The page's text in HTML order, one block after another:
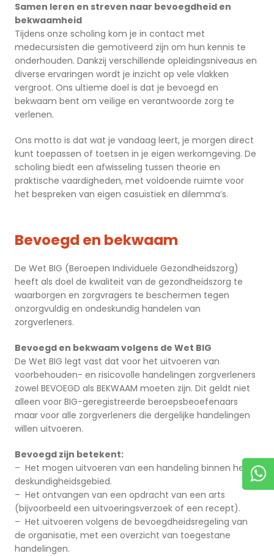
Samen leren en streven naar bevoegdheid en
bekwaamheid
Tijdens onze scholing kom je in contact met
medecursisten die gemotiveerd zijn om hun kennis te
onderhouden. Dankzij verschillende opleidingsniveaus en
diverse ervaringen wordt je inzicht op vele vlakken
vergroot. Ons ultieme doel is dat je bevoegd en
bekwaam bent om veilige en verantwoorde zorg te
verlenen.
Ons motto is dat wat je vandaag leert, je morgen direct
kunt toepassen of toetsen in je eigen werkomgeving. De
scholing biedt een afwisseling tussen theorie en
praktische vaardigheden, met voldoende ruimte voor
het bespreken van eigen casuïstiek en dilemma’s.
Bevoegd en bekwaam
De Wet BIG (Beroepen Individuele Gezondheidszorg)
heeft als doel de kwaliteit van de gezondheidszorg te
waarborgen en zorgvragers te beschermen tegen
onzorgvuldig en ondeskundig handelen van
zorgverleners.
Bevoegd en bekwaam volgens de Wet BIG
De Wet BIG legt vast dat voor het uitvoeren van
voorbehouden- en risicovolle handelingen zorgverleners
zowel BEVOEGD als BEKWAAM moeten zijn. Dit geldt niet
alleen voor BIG-geregistreerde beroepsbeoefenaars
maar voor alle zorgverleners die dergelijke handelingen
willen uitvoeren.
Bevoegd zijn betekent:
– Het mogen uitvoeren van een handeling binnen het
deskundigheidsgebied.
– Het ontvangen van een opdracht van een arts
(bijvoorbeeld een uitvoeringsverzoek of een recept).
– Het uitvoeren volgens de bevoegdheidsregeling van
de organisatie, met een overzicht van toegestane
handelingen.